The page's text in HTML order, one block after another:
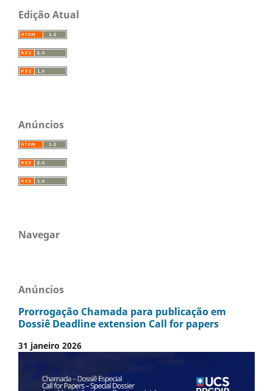
Edição Atual
Anúncios
Navegar
Anúncios
Prorrogação Chamada para publicação em
Dossiê Deadline extension Call for papers
31 janeiro 2026